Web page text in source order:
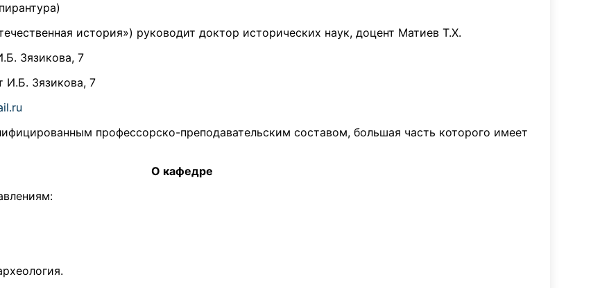
история») руководит доктор исторических наук, доцент Матиев Т.Х.
Зязикова, 7
И.Б. Зязикова, 7
профессорско-преподавательским составом, большая часть которого имеет
О кафедре